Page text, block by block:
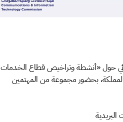
حول «أنشطة وتراخيص قطاع الخدمات
بحضور مجموعة من المهتمين